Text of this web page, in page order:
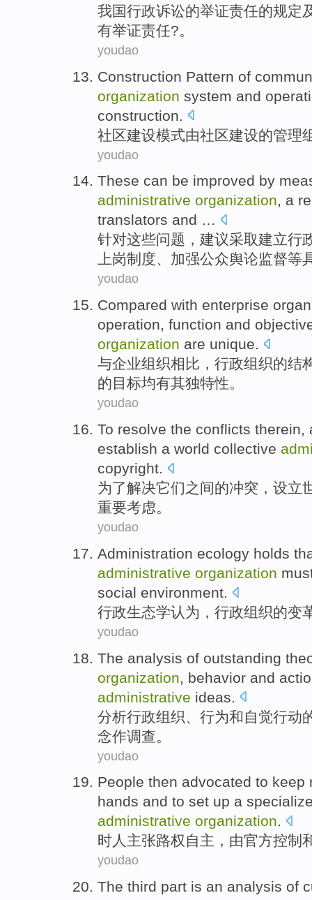
我国行政诉讼的举证责任的规定
有举证责任?。
youdao
Construction Pattern of
organization system and
construction.
社区建设模式由社区建设的管理
youdao
These can be improved by
administrative organization, a
translators and …
针对这些问题，建议采取建立行
上岗制度、加强公众舆论监督等
youdao
Compared with enterprise
operation, function and
organization are unique.
与企业组织相比 ， 行政组织的结
的目标均有其独特性。
youdao
To resolve the conflicts therein,
establish a world collective
copyright.
为了解决它们之间的冲突 ， 设立
重要考虑。
youdao
Administration ecology holds
administrative organization
social environment.
行政生态学认为 ， 行政组织的变
youdao
The analysis of outstanding
organization
behavior and
administrative ideas
分析行政组织 行为和 自觉行动
念作调查 。
youdao
People then advocated to keep
hands and to set up a
administrative organization.
时人 主张路权自主，由官方控制
youdao
The third part is an analysis of